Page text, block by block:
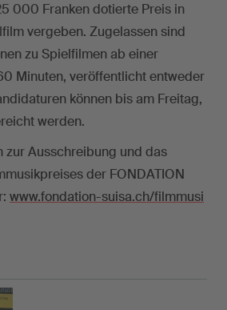
000 Franken dotierte Preis in
vergeben. Zugelassen sind
zu Spielfilmen ab einer
Minuten, veröffentlicht entweder
können bis am Freitag,
werden.
zur Ausschreibung und das
der FONDATION
www.fondation-suisa.ch/filmmusi